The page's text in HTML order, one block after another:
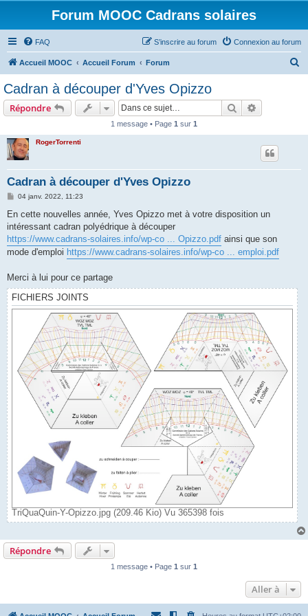
Forum MOOC Cadrans solaires
FAQ Connexion au forum
S’inscrire au forum
Accueil MOOC Accueil Forum Forum
Cadran à découper d'Yves Opizzo
Répondre Rechercher
1 message • Page 1 sur 1
RogerTorrenti
Cadran à découper d'Yves Opizzo
M
s
a
g
e
04 janv. 2022, 11:23
En cette nouvelles année, Yves Opizzo met à votre disposition un
intéressant cadran polyédrique à découper
https://www.cadrans-solaires.info/wp-co ... Opizzo.pdf ainsi que son
mode d'emploi https://www.cadrans-solaires.info/wp-co ... emploi.pdf
Merci à lui pour ce partage
FICHIERS JOINTS
TriQuaQuin-Y-Opizzo.jpg (209.46 Kio) Vu 365398 fois
Répondre
1 message • Page 1 sur 1
Aller à